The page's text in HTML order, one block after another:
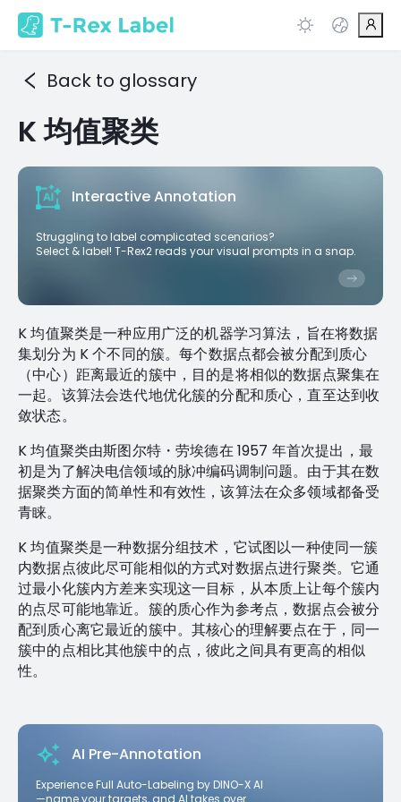
Back to glossary
K 均值聚类
Interactive Annotation
Struggling to label complicated scenarios?
Select & label! T-Rex2 reads your visual prompts in a snap.
K 均值聚类是一种应用广泛的机器学习算法，旨在将数据
集划分为 K 个不同的簇。每个数据点都会被分配到质心
（中心）距离最近的簇中，目的是将相似的数据点聚集在
一起。该算法会迭代地优化簇的分配和质心，直至达到收
敛状态。
K 均值聚类由斯图尔特・劳埃德在 1957 年首次提出，最
初是为了解决电信领域的脉冲编码调制问题。由于其在数
据聚类方面的简单性和有效性，该算法在众多领域都备受
青睐。
K 均值聚类是一种数据分组技术，它试图以一种使同一簇
内数据点彼此尽可能相似的方式对数据点进行聚类。它通
过最小化簇内方差来实现这一目标，从本质上让每个簇内
的点尽可能地靠近。簇的质心作为参考点，数据点会被分
配到质心离它最近的簇中。其核心的理解要点在于，同一
簇中的点相比其他簇中的点，彼此之间具有更高的相似
性。
AI Pre-Annotation
Experience Full Auto-Labeling by DINO-X AI
—name your targets, and AI takes over.